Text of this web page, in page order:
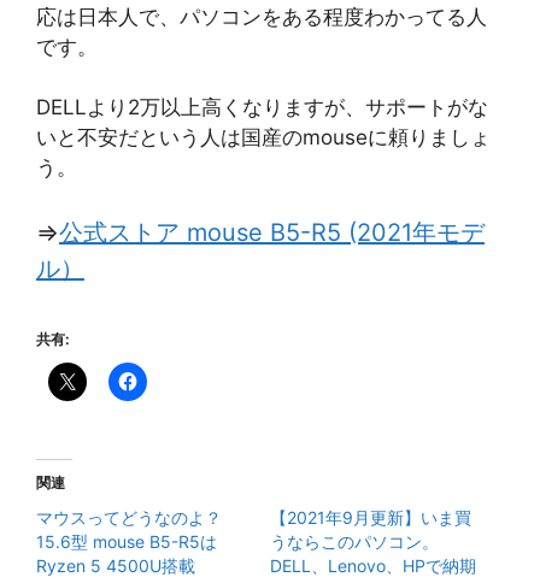
応は日本人で、パソコンをある程度わかってる人
です。
DELLより2万以上高くなりますが、サポートがな
いと不安だという人は国産のmouseに頼りましょ
う。
⇒公式ストア mouse B5-R5 (2021年モデ
ル）
共有:
関連
マウスってどうなのよ？
15.6型 mouse B5-R5は
Ryzen 5 4500U搭載
【2021年9月更新】いま買
うならこのパソコン。
DELL、Lenovo、HPで納期